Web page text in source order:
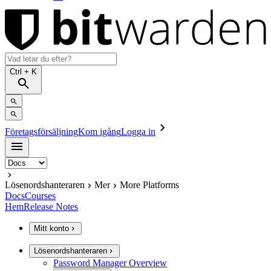
Ctrl + K
FöretagsförsäljningKom igångLogga in
Lösenordshanteraren Mer
More Platforms
DocsCourses
HemRelease Notes
Mitt konto
Lösenordshanteraren
Password Manager Overview